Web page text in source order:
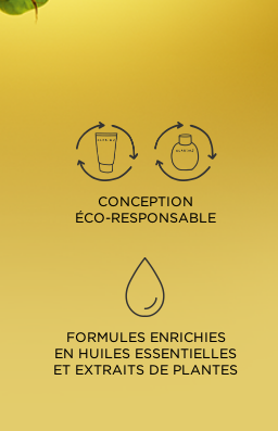
CONCEPTION
ÉCO-RESPONSABLE
FORMULES ENRICHIES
EN HUILES ESSENTIELLES
ET EXTRAITS DE PLANTES